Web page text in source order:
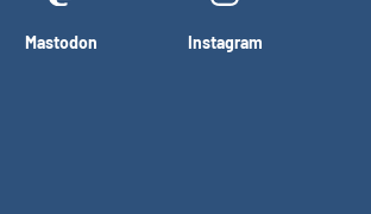
Mastodon Instagram